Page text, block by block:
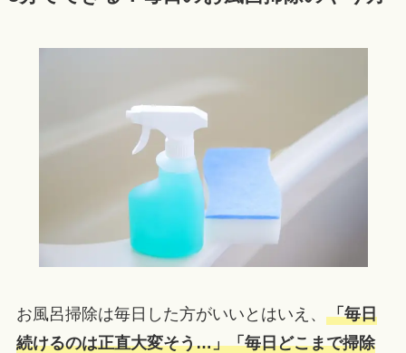
お風呂掃除は毎日した方がいいとはいえ、 「毎日
続けるのは正直大変そう…」「毎日どこまで掃除